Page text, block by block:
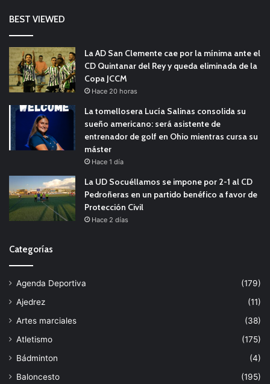
BEST VIEWED
La AD San Clemente cae por la mínima ante el
CD Quintanar del Rey y queda eliminada de la
Copa JCCM
Hace 20 horas
La tomellosera Lucía Salinas consolida su
sueño americano: será asistente de
entrenador de golf en Ohio mientras cursa su
máster
Hace 1 día
La UD Socuéllamos se impone por 2-1 al CD
Pedroñeras en un partido benéfico a favor de
Protección Civil
Hace 2 días
Categorías
Agenda Deportiva
(179)
Ajedrez
(11)
Artes marciales
(38)
Atletismo
(175)
Bádminton
(4)
Baloncesto
(195)